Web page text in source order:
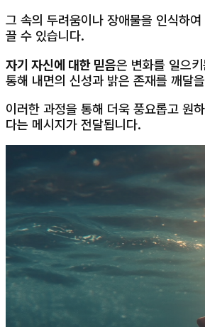
그 속의 두려움이나 장애물을 인식하여
끌 수 있습니다.
자기 자신에 대한 믿음은 변화를 일으
통해 내면의 신성과 밝은 존재를 깨달
이러한 과정을 통해 더욱 풍요롭고 원
다는 메시지가 전달됩니다.